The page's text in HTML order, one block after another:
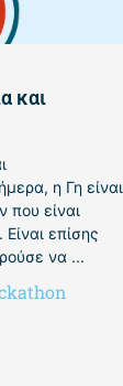
και
η Γη είναι
που είναι
επίσης
να ...